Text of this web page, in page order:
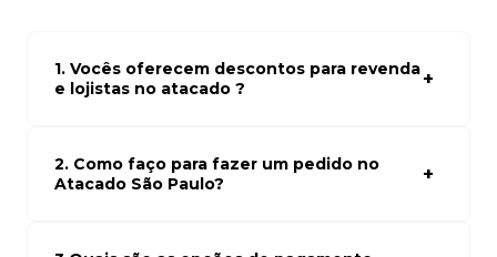
1. Vocês oferecem descontos para revenda
e lojistas no atacado ?
atacado empresas e compre com os melhores preços
para seu modelo de negócio
2. Como faço para fazer um pedido no
Atacado São Paulo?